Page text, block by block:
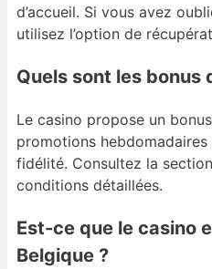
d’accueil. Si vous avez
utilisez l’option de
Quels sont les bonus
Le casino propose un
promotions
fidélité. Consultez la
conditions détaillées.
Est-ce que le casino
Belgique ?